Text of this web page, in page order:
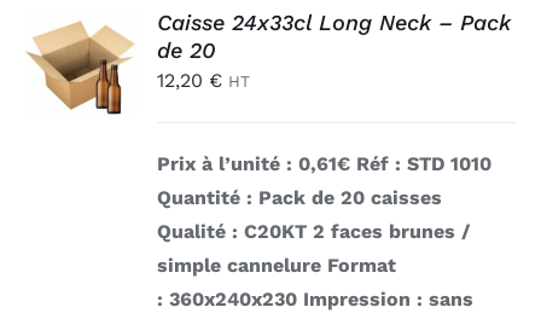
Connexion
AJOUTER
AU
PANIER
DÉTAILS
Caisse 24x33cl Long Neck – Pack
de 20
12,20 € HT
Prix à l’unité : 0,61€ Réf : STD 1010
Quantité : Pack de 20 caisses
Qualité : C20KT 2 faces brunes /
simple cannelure Format
: 360x240x230 Impression : sans